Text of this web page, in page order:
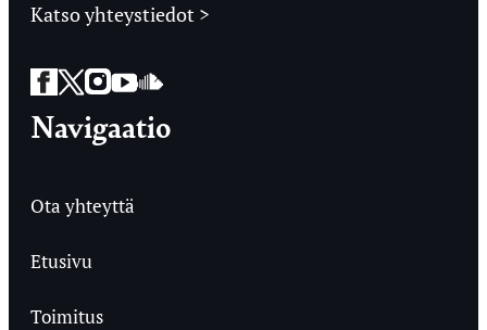
Katso yhteystiedot >
Facebook
Twitter
Instagram
YouTube
SoundCloud
Navigaatio
Ota yhteyttä
Etusivu
Toimitus